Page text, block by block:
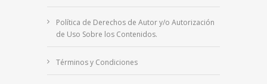
Política de Derechos de Autor y/o Autorización
de Uso Sobre los Contenidos.
Términos y Condiciones